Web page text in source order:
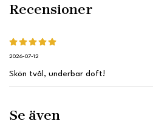
Recensioner
2026-07-12
Skön tvål, underbar doft!
Se även